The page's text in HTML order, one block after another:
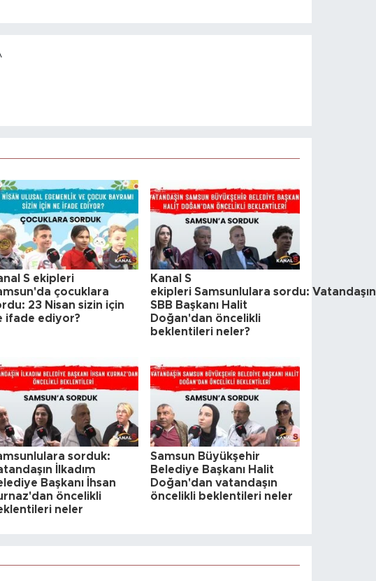
S ekipleri
çocuklara
23 Nisan sizin için
ifade ediyor?
Kanal S
ekipleri Samsunlulara sordu: Vatandaşın
SBB Başkanı Halit
Doğan'dan öncelikli
beklentileri neler?
sorduk:
İlkadım
Başkanı İhsan
öncelikli
neler
Samsun Büyükşehir
Belediye Başkanı Halit
Doğan'dan vatandaşın
öncelikli beklentileri neler